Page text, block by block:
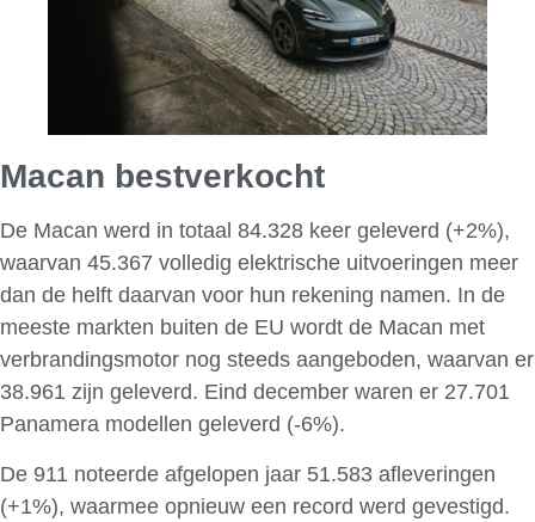
Macan bestverkocht
De Macan werd in totaal 84.328 keer geleverd (+2%),
waarvan 45.367 volledig elektrische uitvoeringen meer
dan de helft daarvan voor hun rekening namen. In de
meeste markten buiten de EU wordt de Macan met
verbrandingsmotor nog steeds aangeboden, waarvan er
38.961 zijn geleverd. Eind december waren er 27.701
Panamera modellen geleverd (-6%).
De 911 noteerde afgelopen jaar 51.583 afleveringen
(+1%), waarmee opnieuw een record werd gevestigd.